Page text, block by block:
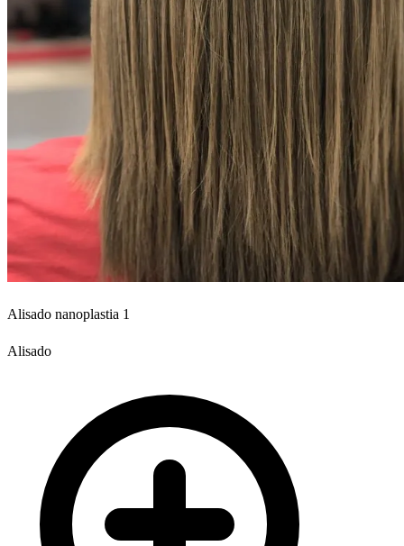
Alisado nanoplastia 1
Alisado